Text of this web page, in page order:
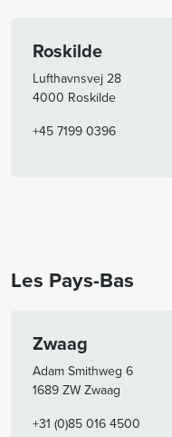
Roskilde
Lufthavnsvej 28
4000 Roskilde
+45 7199 0396
Les Pays-Bas
Zwaag
Adam Smithweg 6
1689 ZW Zwaag
+31 (0)85 016 4500